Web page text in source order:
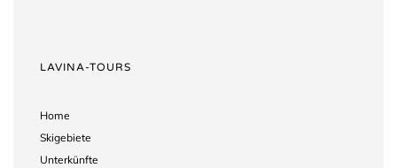
LAVINA-TOURS
Home
Skigebiete
Unterkünfte